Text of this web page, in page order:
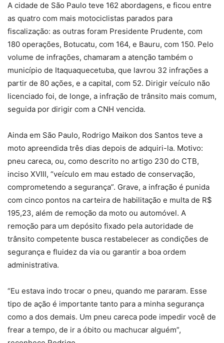
A cidade de São Paulo teve 162 abordagens, e ficou entre
as quatro com mais motociclistas parados para
fiscalização: as outras foram Presidente Prudente, com
180 operações, Botucatu, com 164, e Bauru, com 150. Pelo
volume de infrações, chamaram a atenção também o
município de Itaquaquecetuba, que lavrou 32 infrações a
partir de 80 ações, e a capital, com 52. Dirigir veículo não
licenciado foi, de longe, a infração de trânsito mais comum,
seguida por dirigir com a CNH vencida.
Ainda em São Paulo, Rodrigo Maikon dos Santos teve a
moto apreendida três dias depois de adquiri-la. Motivo:
pneu careca, ou, como descrito no artigo 230 do CTB,
inciso XVIII, “veículo em mau estado de conservação,
comprometendo a segurança”. Grave, a infração é punida
com cinco pontos na carteira de habilitação e multa de R$
195,23, além de remoção da moto ou automóvel. A
remoção para um depósito fixado pela autoridade de
trânsito competente busca restabelecer as condições de
segurança e fluidez da via ou garantir a boa ordem
administrativa.
“Eu estava indo trocar o pneu, quando me pararam. Esse
tipo de ação é importante tanto para a minha segurança
como a dos demais. Um pneu careca pode impedir você de
frear a tempo, de ir a óbito ou machucar alguém”,